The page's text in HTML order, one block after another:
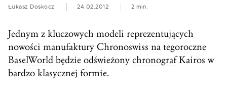
Łukasz Doskocz 24.02.2012 2 min.
Jednym z kluczowych modeli reprezentujących
nowości manufaktury Chronoswiss na tegoroczne
BaselWorld będzie odświeżony chronografKairos w
bardzo klasycznej formie.